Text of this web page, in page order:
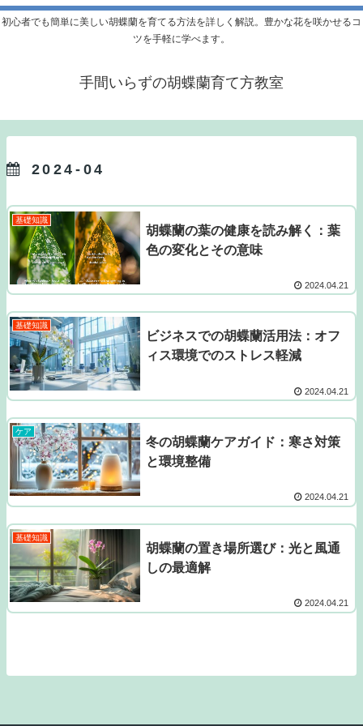
初心者でも簡単に美しい胡蝶蘭を育てる方法を詳しく解説。豊かな花を咲かせるコ
ツを手軽に学べます。
手間いらずの胡蝶蘭育て方教室
2024-04
基礎知識
胡蝶蘭の葉の健康を読み解く：葉
色の変化とその意味
2024.04.21
基礎知識
ビジネスでの胡蝶蘭活用法：オフ
ィス環境でのストレス軽減
2024.04.21
ケア
冬の胡蝶蘭ケアガイド：寒さ対策
と環境整備
2024.04.21
基礎知識
胡蝶蘭の置き場所選び：光と風通
しの最適解
2024.04.21